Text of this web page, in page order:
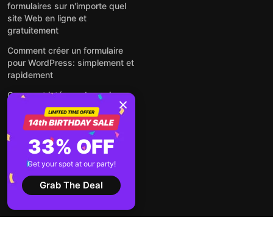
formulaires sur n'importe quel
site Web en ligne et
gratuitement
Comment créer un formulaire
pour WordPress: simplement et
rapidement
Comment intégrer des avis
Google gratuitement sur un site
web
Comment intégrer une fenêtre
contextuelle sur n'importe quel
site Web
Voir tous les articles
33% OFF
Get your spot at our party!
Grab The Deal